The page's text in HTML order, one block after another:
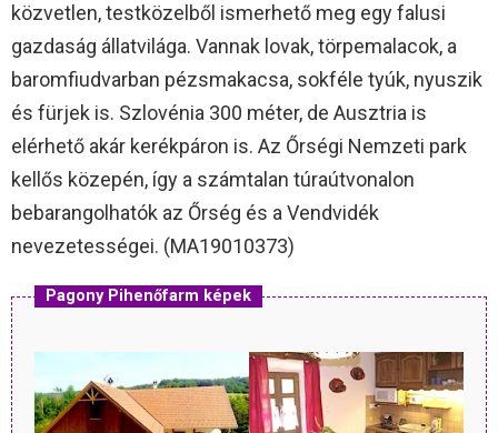
közvetlen, testközelből ismerhető meg egy falusi
gazdaság állatvilága. Vannak lovak, törpemalacok, a
baromfiudvarban pézsmakacsa, sokféle tyúk, nyuszik
és fürjek is. Szlovénia 300 méter, de Ausztria is
elérhető akár kerékpáron is. Az Őrségi Nemzeti park
kellős közepén, így a számtalan túraútvonalon
bebarangolhatók az Őrség és a Vendvidék
nevezetességei. (MA19010373)
Pagony Pihenőfarm képek